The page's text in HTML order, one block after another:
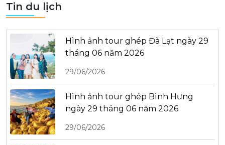
Tin du lịch
Hình ảnh tour ghép Đà Lạt ngày 29
tháng 06 năm 2026
29/06/2026
Hình ảnh tour ghép Bình Hưng
ngày 29 tháng 06 năm 2026
29/06/2026